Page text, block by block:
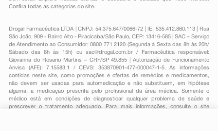
Confira todas as categorias do site.
Drogal Farmacêutica LTDA | CNPJ: 54.375.647/0066-72 | IE: 535.412.860.113 | Rua
São João, 909 - Bairro Alto - Piracicaba/São Paulo, CEP: 13416-585 | SAC – Serviço
de Atendimento ao Consumidor: 0800 771 2120 (Segunda à Sexta das 8h às 20h/
Sábado das 8h às 15h) ou sac@drogal.com.br/ Farmacêutica responsável:
Giovanna do Rosario Martins – CRF/SP 49.855 | Autorização de Funcionamento
Anvisa (AFE): 7.15583.1 / CEVS: 353870901-477-000047-1-5. As informações
contidas neste site, como promoções e ofertas de remédios e medicamentos,
não devem ser usadas para automedicação e não substituem, em hipótese
alguma, a medicação prescrita pelo profissional da área médica. Somente o
médico está em condições de diagnosticar qualquer problema de saúde e
prescrever o tratamento adequado. Para mais informações, consulte o site